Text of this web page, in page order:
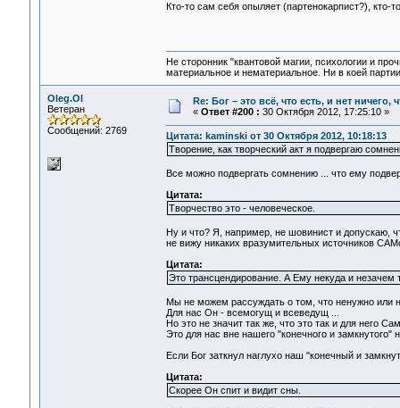
Кто-то сам себя опыляет (партенокарпист?), кто-
Не сторонник "квантовой магии, психологии и
материальное и нематериальное. Ни в коей
Oleg.Ol
Ветеран
Сообщений: 2769
Re: Бог – это всё, что есть, и нет
« Ответ #200 : 30 Октября 2012, 17:25:10 »
Цитата: kaminski от 30 Октября 2012, 10:18:13
Творение, как творческий акт я подвергаю
Все можно подвергать сомнению ... что ему
Цитата:
Творчество это - человеческое.
Ну и что? Я, например, не шовинист и допускаю,
не вижу никаких вразумительных источников
Цитата:
Это трансцендирование. А Ему некуда и незачем
Мы не можем рассуждать о том, что ненужно или
Для нас Он - всемогущ и всеведущ ...
Но это не значит так же, что это так и для него
Это для нас вне нашего "конечного и замкнутого"
Если Бог заткнул наглухо наш "конечный и
Цитата:
Скорее Он спит и видит сны.